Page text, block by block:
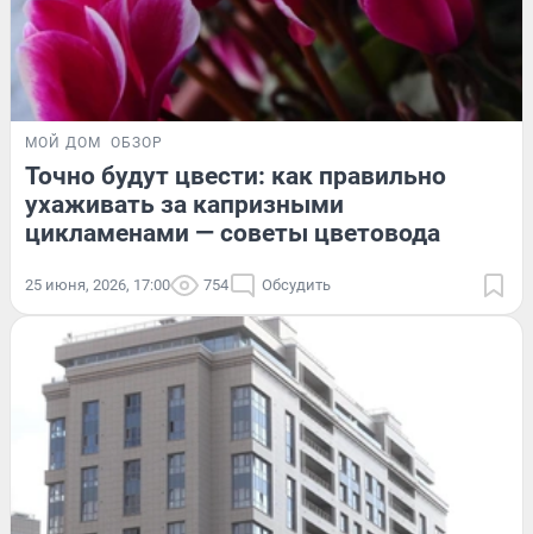
МОЙ ДОМ ОБЗОР
Точно будут цвести: как правильно
ухаживать за капризными
цикламенами — советы цветовода
25 июня, 2026, 17:00 754 Обсудить